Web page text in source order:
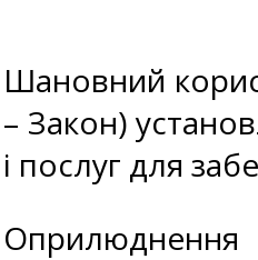
Шановний
– Закон)
і послуг для
Оприлюднення